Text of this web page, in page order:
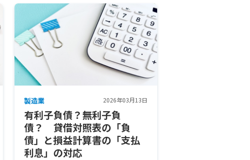
製造業 2026年03月13日
有利子負債？無利子負
債？ 貸借対照表の「負
債」と損益計算書の「支払
利息」の対応